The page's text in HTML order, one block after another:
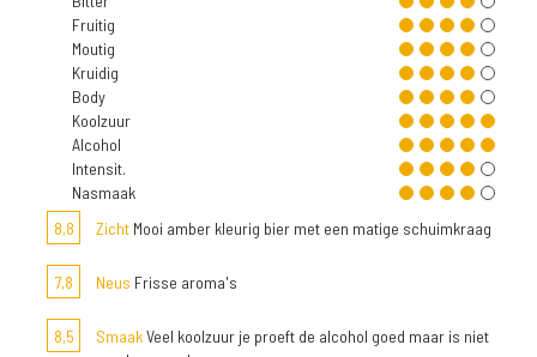
Fruitig
Moutig
Kruidig
Body
Koolzuur
Alcohol
Intensit.
Nasmaak
8,8
Zicht Mooi amber kleurig bier met een matige schuimkraag
7,8 Neus Frisse aroma's
8,5 SmaakVeel koolzuur je proeft de alcohol goed maar is niet